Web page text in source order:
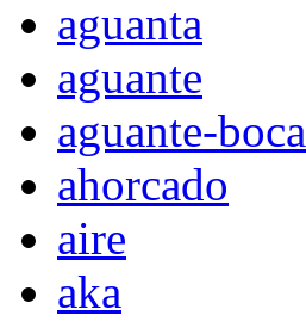
aguanta
aguante
aguante-boca
ahorcado
aire
aka